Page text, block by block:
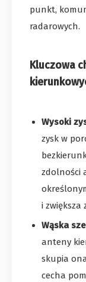
punkt,
radarowych.
Kluczowa
Wysoki
zysk w
zdolności
i zwiększa
Wąska
anteny
skupia
cecha